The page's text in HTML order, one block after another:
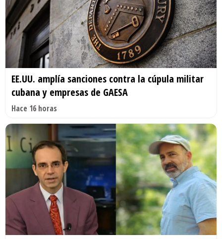
EE.UU. amplía sanciones contra la cúpula militar
cubana y empresas de GAESA
Hace 16 horas